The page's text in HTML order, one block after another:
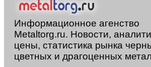
Информационное агенство
Metaltorg.ru. Новости,
цены, статистика рынка
цветных и драгоценных